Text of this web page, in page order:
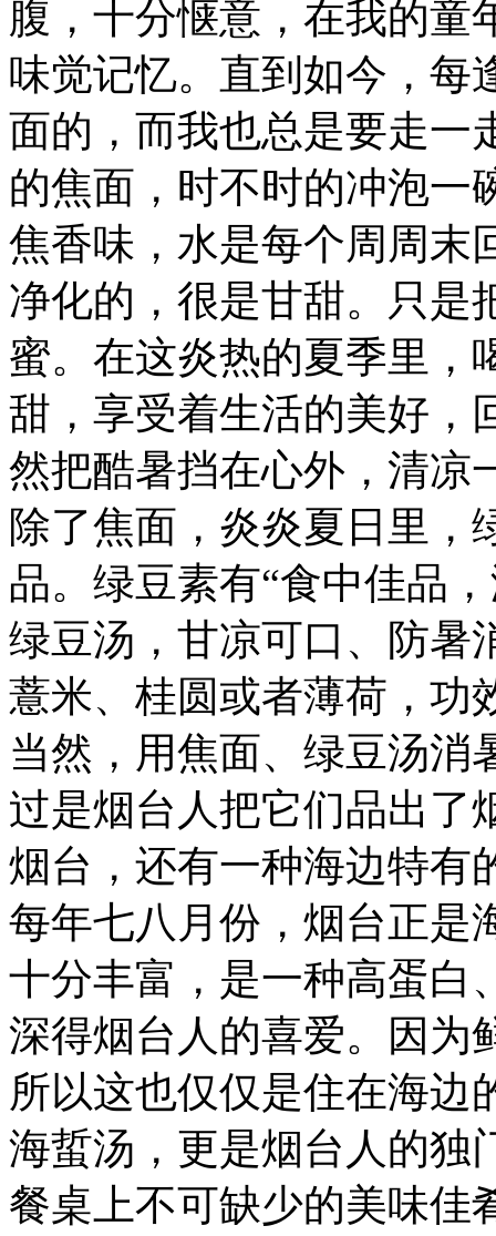
腹，十分惬意，在我的童
味觉记忆。直到如今，每
面的，而我也总是要走一
的焦面，时不时的冲泡一
焦香味，水是每个周周末
净化的，很是甘甜。只是
蜜。在这炎热的夏季里，
甜，享受着生活的美好，
然把酷暑挡在心外，清凉
除了焦面，炎炎夏日里，
品。绿豆素有“食中佳品
绿豆汤，甘凉可口、防暑
薏米、桂圆或者薄荷，功
当然，用焦面、绿豆汤消
过是烟台人把它们品出了
烟台，还有一种海边特有
每年七八月份，烟台正是
十分丰富，是一种高蛋白
深得烟台人的喜爱。因为
所以这也仅仅是住在海边
海蜇汤，更是烟台人的独
餐桌上不可缺少的美味佳